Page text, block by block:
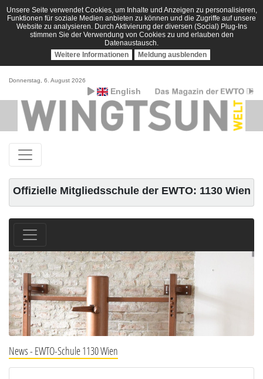
Unsere Seite verwendet Cookies, um Inhalte und Anzeigen zu personalisieren,
Funktionen für soziale Medien anbieten zu können und die Zugriffe auf unsere
Website zu analysieren. Durch Aktivierung der diversen (Social) Plug-Ins
stimmen Sie der Verwendung von Cookies zu und erlauben den
Datenaustausch.
Weitere Informationen
Meldung ausblenden
Donnerstag, 6. August 2026
English
Offizielle Mitgliedsschule der EWTO: 1130 Wien
News - EWTO-Schule 1130 Wien